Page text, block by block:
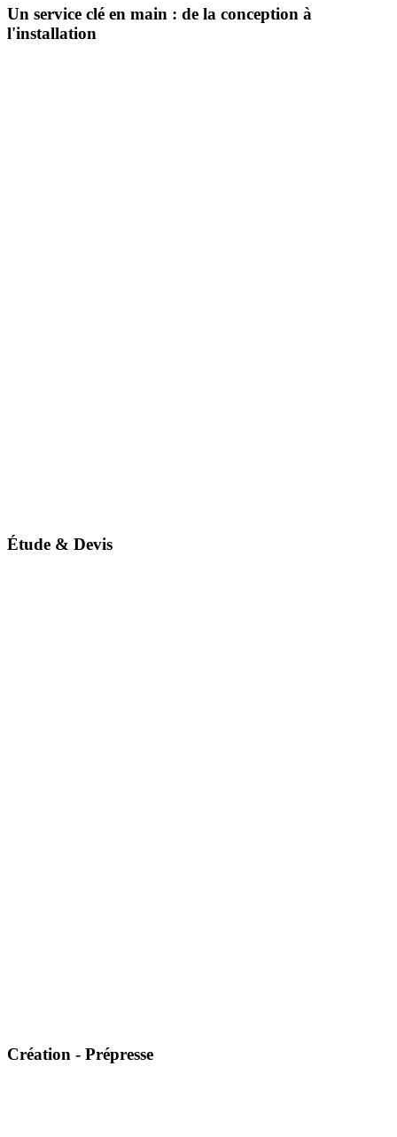
Un service clé en main : de la conception à
l'installation
Étude & Devis
Création - Prépresse